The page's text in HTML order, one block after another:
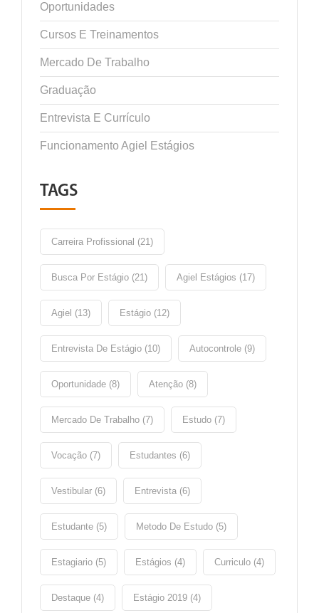
Oportunidades
Cursos E Treinamentos
Mercado De Trabalho
Graduação
Entrevista E Currículo
Funcionamento Agiel Estágios
TAGS
Carreira Profissional (21)
Busca Por Estágio (21) Agiel Estágios (17)
Agiel (13) Estágio (12)
Entrevista De Estágio (10) Autocontrole (9)
Oportunidade (8) Atenção (8)
Mercado De Trabalho (7) Estudo (7)
Vocação (7) Estudantes (6)
Vestibular (6) Entrevista (6)
Estudante (5) Metodo De Estudo (5)
Estagiario (5) Estágios (4) Curriculo (4)
Destaque (4) Estágio 2019 (4)